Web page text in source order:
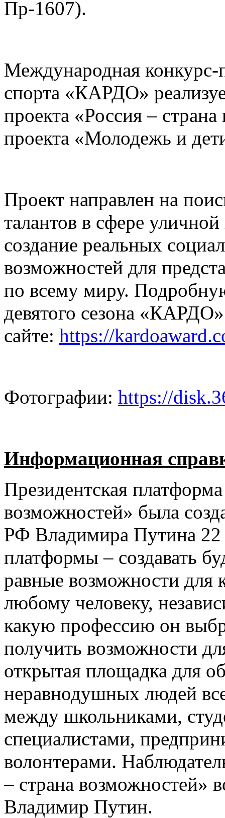
Пр-1607).
Международная
спорта «КАРДО»
проекта «Россия –
проекта «Молодежь и
Проект направлен на
талантов в сфере
создание реальных
возможностей для
по всему миру.
девятого сезона
сайте: https://
Фотографии: https://
Информационная
Президентская
возможностей» была
РФ Владимира Путина 22
платформы – создавать
равные возможности для
любому человеку,
какую профессию он
получить возможности
открытая площадка для
неравнодушных людей
между школьниками,
специалистами,
волонтерами.
– страна возможностей»
Владимир Путин.